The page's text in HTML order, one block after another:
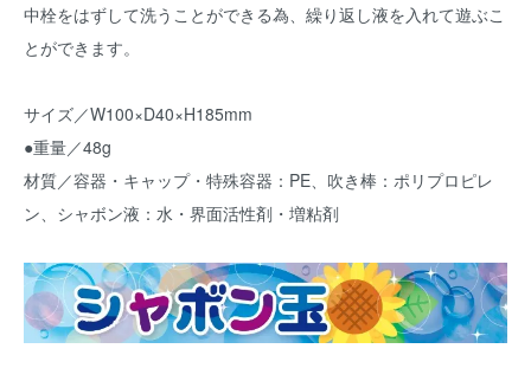
中栓をはずして洗うことができる為、繰り返し液を入れて遊ぶこ
とができます。
サイズ／W100×D40×H185mm
●重量／48g
材質／容器・キャップ・特殊容器：PE、吹き棒：ポリプロピレ
ン、シャボン液：水・界面活性剤・増粘剤